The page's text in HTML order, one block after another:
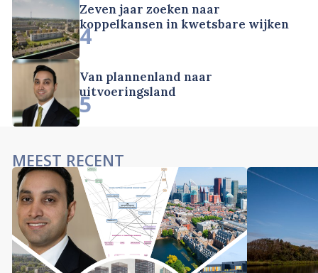
Zeven jaar zoeken naar
koppelkansen in kwetsbare wijken
4
Van plannenland naar
uitvoeringsland
5
MEEST RECENT